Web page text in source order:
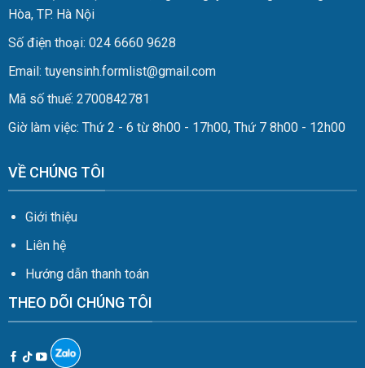
Hòa, TP. Hà Nội
Số điện thoại: 024 6660 9628
Email: tuyensinh.formlist@gmail.com
Mã số thuế: 2700842781
Giờ làm việc: Thứ 2 - 6 từ 8h00 - 17h00, Thứ 7 8h00 - 12h00
VỀ CHÚNG TÔI
Giới thiệu
Liên hệ
Hướng dẫn thanh toán
THEO DÕI CHÚNG TÔI